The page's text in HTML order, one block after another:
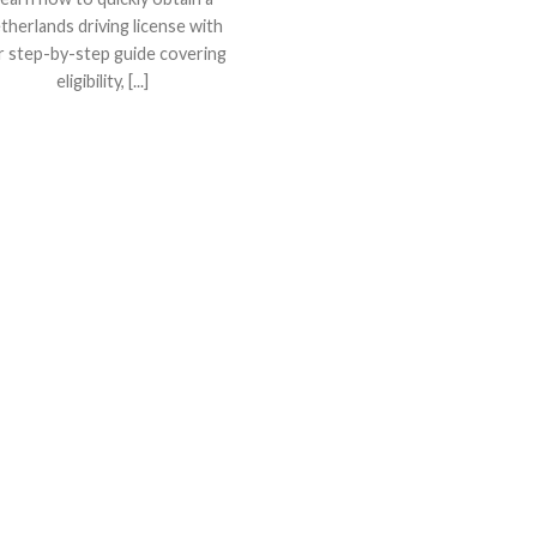
driving license with
step-by-step guide covering
eligibility, [...]